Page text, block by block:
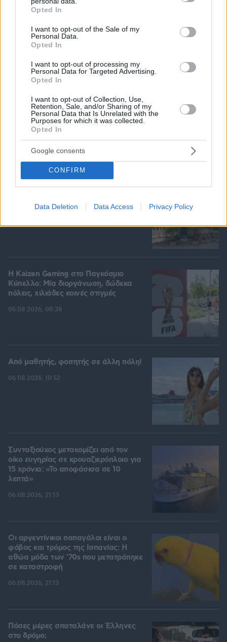
grant or deny consent to Google and its third-party tags to
use your data for below specified purposes in below Google
consent section.
Opted In
I want to opt-out of the Sale of my
Personal Data.
Opted In
I want to opt-out of processing my
Personal Data for Targeted Advertising.
Opted In
I want to opt-out of Collection, Use,
Retention, Sale, and/or Sharing of my
Personal Data that Is Unrelated with the
Purposes for which it was collected.
Opted In
Google consents
CONFIRM
Data Deletion Data Access Privacy Policy
Αφροδίτη στον Ζυγό από σήμερα: Τα τυχερά
ζώδια
06.08.2026, 17:31
11 επιβλητικά μοναστήρια σε νησιά της
H Kaizen Gaming στο Παγκόσμιο
Kύπελλο: Μία διοργάνωση, δώδεκα
πόλεις, χιλιάδες κοινές στιγμές
05.08.2026, 08:38
Από μαθητής, φοιτητής σε άλλη πόλη!
06.08.2026, 10:52
Συνταξιούχος μετακομίζει από τον
οίκο ευγηρίας σε κρουαζιερόπλοιο για
15 χρόνια: «Το αποφάσισα σε 10
λεπτά»
06.08.2026, 21:13
Οι αργεντίνικοι παπαγάλοι είναι ο
φόβος και τρόμος της Ισπανίας: Η
αθώα μόδα των '70s που μετατράπηκε
σε καταστροφή
06.08.2026, 21:13
Πόσες μέρες σπαταλάνε οι Έλληνες
στο δρόμο;